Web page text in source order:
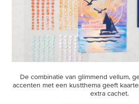
De combinatie van glimmend vellum,
accenten met een kustthema geeft
extra cachet.